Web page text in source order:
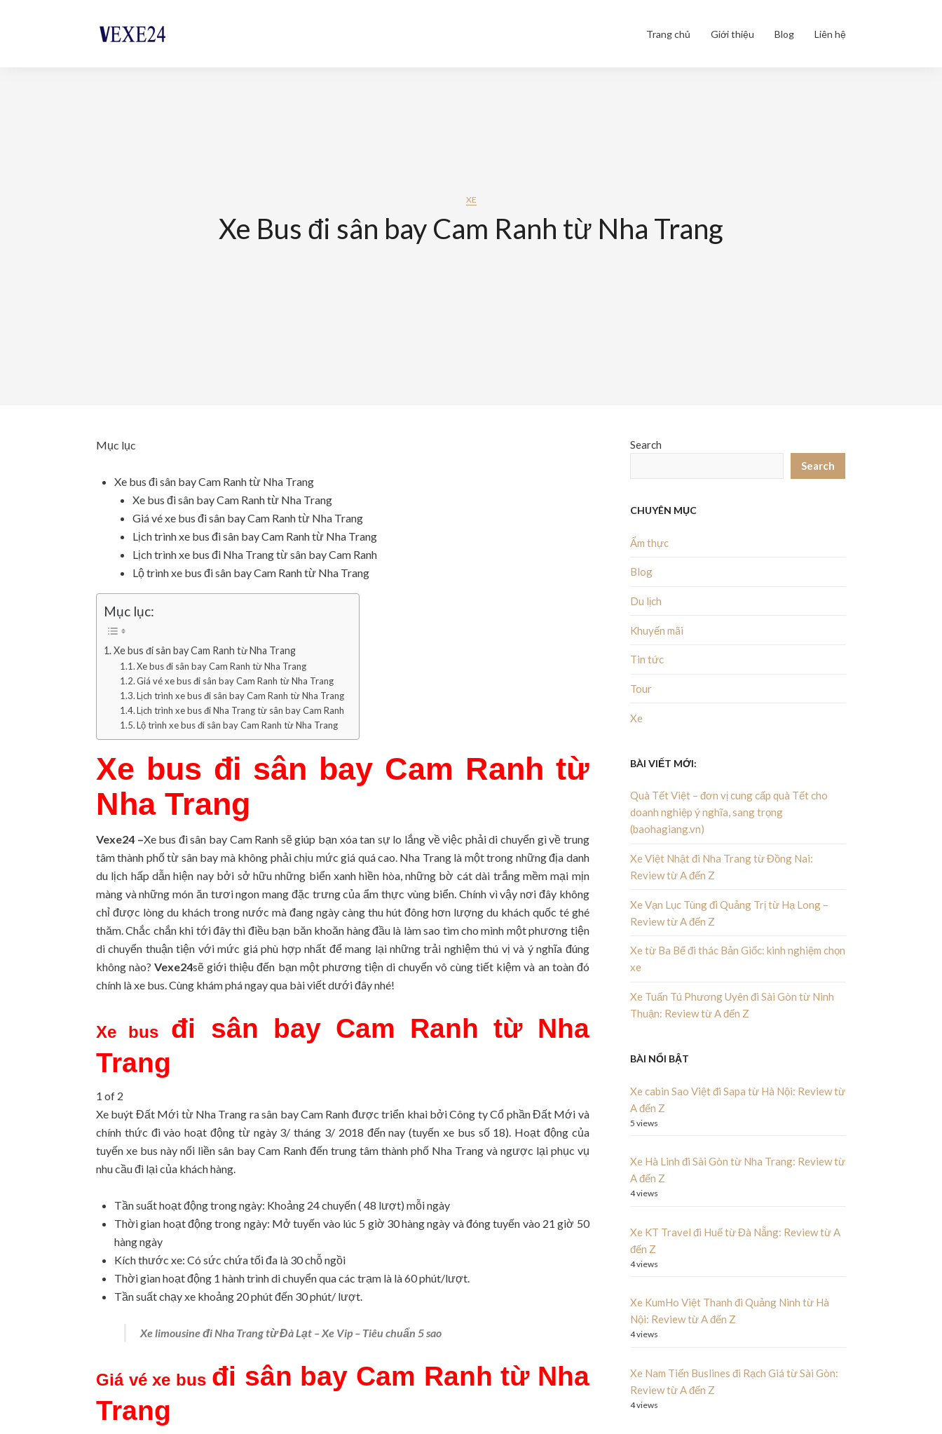
Trang chủ Giới thiệu Blog Liên hệ
XE
Xe Bus đi sân bay Cam Ranh từ Nha Trang
Mục lục
Xe bus đi sân bay Cam Ranh từ Nha Trang
Xe bus đi sân bay Cam Ranh từ Nha Trang
Giá vé xe bus đi sân bay Cam Ranh từ Nha Trang
Lịch trình xe bus đi sân bay Cam Ranh từ Nha Trang
Lịch trình xe bus đi Nha Trang từ sân bay Cam Ranh
Lộ trình xe bus đi sân bay Cam Ranh từ Nha Trang
Mục lục:
Xe bus đi sân bay Cam Ranh từ Nha Trang
Xe bus đi sân bay Cam Ranh từ Nha Trang
Giá vé xe bus đi sân bay Cam Ranh từ Nha Trang
Lịch trình xe bus đi sân bay Cam Ranh từ Nha Trang
Lịch trình xe bus đi Nha Trang từ sân bay Cam Ranh
Lộ trình xe bus đi sân bay Cam Ranh từ Nha Trang
Xe bus đi sân bay Cam Ranh từ
Nha Trang
Vexe24 –Xe bus đi sân bay Cam Ranh sẽ giúp bạn xóa tan sự lo lắng về việc phải di chuyển gì về trung
tâm thành phố từ sân bay mà không phải chịu mức giá quá cao. Nha Trang là một trong những địa danh
du lịch hấp dẫn hiện nay bởi sở hữu những biển xanh hiền hòa, những bờ cát dài trắng mềm mại mịn
màng và những món ăn tươi ngon mang đặc trưng của ẩm thực vùng biển. Chính vì vậy nơi đây không
chỉ được lòng du khách trong nước mà đang ngày càng thu hút đông hơn lượng du khách quốc té ghé
thăm. Chắc chắn khi tới đây thì điều bạn băn khoăn hàng đầu là làm sao tìm cho mình một phương tiện
di chuyển thuận tiện với mức giá phù hợp nhất để mang lại những trải nghiệm thú vị và ý nghĩa đúng
không nào?Vexe24sẽ giới thiệu đến bạn một phương tiện di chuyển vô cùng tiết kiệm và an toàn đó
chính là xe bus. Cùng khám phá ngay qua bài viết dưới đây nhé!
Xe bus
đi sân bay Cam Ranh từ Nha
Trang
1 of 2
Xe buýt Đất Mới từ Nha Trang ra sân bay Cam Ranh được triển khai bởi Công ty Cổ phần Đất Mới và
chính thức đi vào hoạt động từ ngày 3/ tháng 3/ 2018 đến nay (tuyến xe bus số 18). Hoạt động của
tuyến xe bus này nối liền sân bay Cam Ranh đến trung tâm thành phố Nha Trang và ngược lại phục vụ
nhu cầu đi lại của khách hàng.
Tần suất hoạt động trong ngày: Khoảng 24 chuyến ( 48 lượt) mỗi ngày
Thời gian hoạt động trong ngày: Mở tuyến vào lúc 5 giờ 30 hàng ngày và đóng tuyến vào 21 giờ 50
hàng ngày
Kích thước xe: Có sức chứa tối đa là 30 chỗ ngồi
Thời gian hoạt động 1 hành trình di chuyển qua các trạm là là 60 phút/lượt.
Tần suất chạy xe khoảng 20 phút đến 30 phút/ lượt.
Xe limousine đi Nha Trang từ Đà Lạt – Xe Vip – Tiêu chuẩn 5 sao
Giá vé xe bus đi sân bay Cam Ranh từ Nha
Trang
Search
Search
CHUYÊN MỤC
Ẩm thực
Blog
Du lịch
Khuyến mãi
Tin tức
Tour
Xe
BÀI VIẾT MỚI:
Quà Tết Việt – đơn vị cung cấp quà Tết cho
doanh nghiệp ý nghĩa, sang trọng
(baohagiang.vn)
Xe Việt Nhật đi Nha Trang từ Đồng Nai:
Review từ A đến Z
Xe Vạn Lục Tùng đi Quảng Trị từ Hạ Long –
Review từ A đến Z
Xe từ Ba Bể đi thác Bản Giốc: kinh nghiệm chọn
xe
Xe Tuấn Tú Phương Uyên đi Sài Gòn từ Ninh
Thuận: Review từ A đến Z
BÀI NỔI BẬT
Xe cabin Sao Việt đi Sapa từ Hà Nội: Review từ
A đến Z
5 views
Xe Hà Linh đi Sài Gòn từ Nha Trang: Review từ
A đến Z
4 views
Xe KT Travel đi Huế từ Đà Nẵng: Review từ A
đến Z
4 views
Xe KumHo Việt Thanh đi Quảng Ninh từ Hà
Nội: Review từ A đến Z
4 views
Xe Nam Tiến Buslines đi Rạch Giá từ Sài Gòn:
Review từ A đến Z
4 views